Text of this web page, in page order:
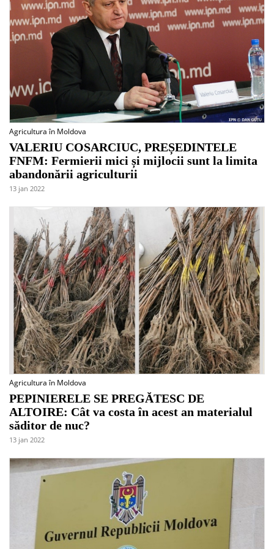
Agricultura în Moldova
VALERIU COSARCIUC, PREȘEDINTELE
FNFM: Fermierii mici și mijlocii sunt la limita
abandonării agriculturii
13 jan 2022
Agricultura în Moldova
PEPINIERELE SE PREGĂTESC DE
ALTOIRE: Cât va costa în acest an materialul
săditor de nuc?
13 jan 2022